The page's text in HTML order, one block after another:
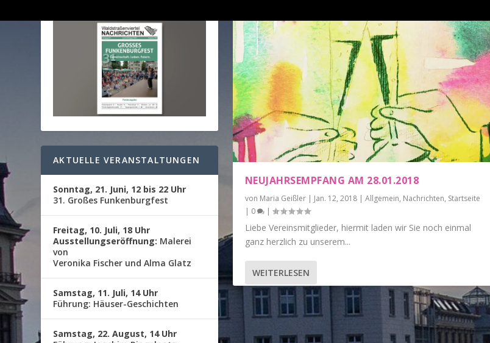
NEUJAHRSEMPFANG AM 28.01.2018
von Maria Geißler| Jan. 12, 2018| Allgemein, Nachrichten, Startseite
| 0 |
Liebe Vereinsmitglieder, hiermit laden wir Sie noch einmal
ganz herzlich zu unserem...
WEITERLESEN
AKTUELLE VERANSTALTUNGEN
Sonntag, 21. Juni, 12 bis 22 Uhr
31. Großes Funkenburgfest
Freitag, 10. Juli, 18 Uhr
Ausstellungseröffnung: Malerei
von
Veronika Fischer und Alma Glatz
Samstag, 11. Juli, 14 Uhr
Führung: Häuser-Geschichten
Samstag, 22. August, 14 Uhr